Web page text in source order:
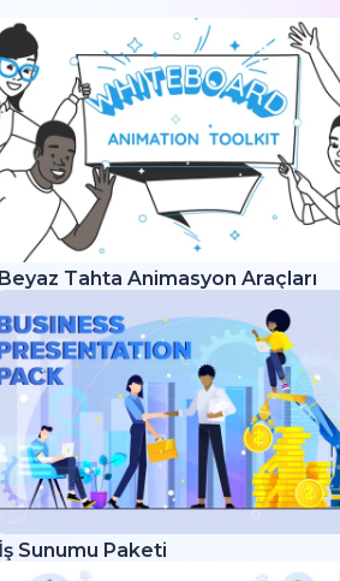
Beyaz Tahta Animasyon Araçları
İş Sunumu Paketi